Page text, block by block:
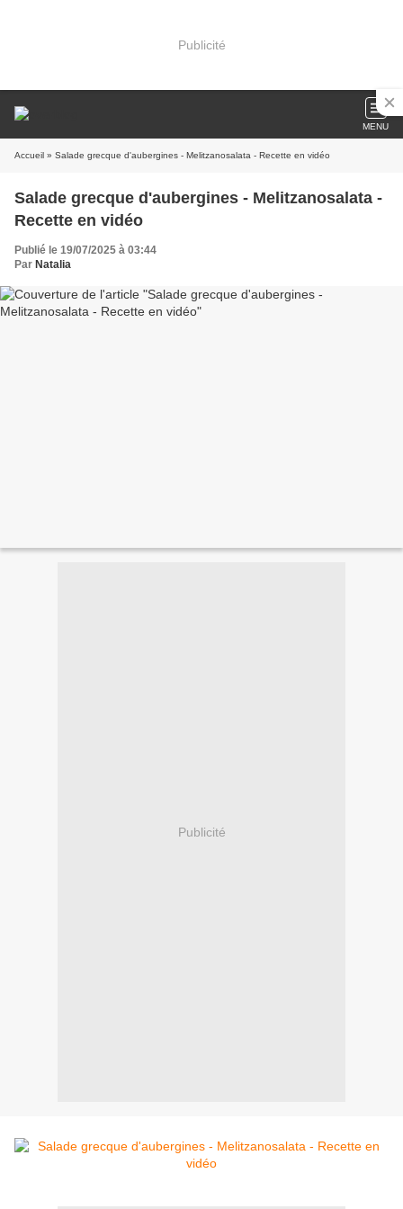
Publicité
MENU
Accueil » Salade grecque d'aubergines - Melitzanosalata - Recette en vidéo
Salade grecque d'aubergines - Melitzanosalata -
Recette en vidéo
Publié le 19/07/2025 à 03:44
Par Natalia
Publicité